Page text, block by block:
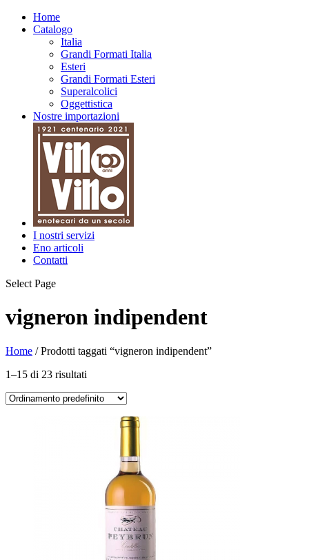
Home
Catalogo
Italia
Grandi Formati Italia
Esteri
Grandi Formati Esteri
Superalcolici
Oggettistica
Nostre importazioni
I nostri servizi
Eno articoli
Contatti
Select Page
vigneron indipendent
Home / Prodotti taggati “vigneron indipendent”
1–15 di 23 risultati